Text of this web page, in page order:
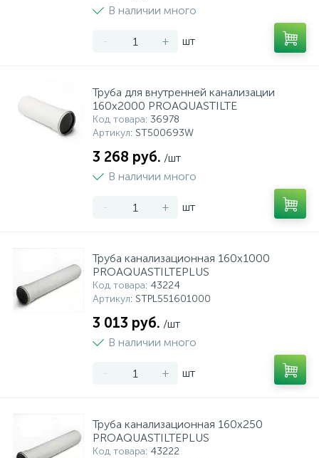
В наличии много
- + шт
Труба для внутренней канализации
160x2000 PROAQUASTILTE
Код товара: 36978
Артикул: ST500693W
3 268 руб. /шт
В наличии много
- + шт
Труба канализационная 160x1000
PROAQUASTILTEPLUS
Код товара: 43224
Артикул: STPL551601000
3 013 руб. /шт
В наличии много
- + шт
Труба канализационная 160x250
PROAQUASTILTEPLUS
Код товара: 43222